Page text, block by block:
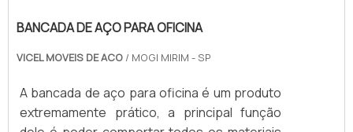
BANCADA DE AÇO PARA OFICINA
VICEL MOVEIS DE ACO / MOGI MIRIM - SP
A bancada de aço para oficina é um produto
extremamente prático, a principal função